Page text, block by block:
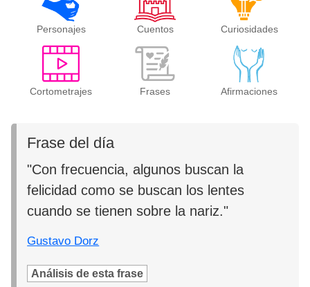
Personajes Cuentos Curiosidades
Cortometrajes Frases Afirmaciones
Frase del día
"Con frecuencia, algunos buscan la
felicidad como se buscan los lentes
cuando se tienen sobre la nariz."
Gustavo Dorz
Análisis de esta frase